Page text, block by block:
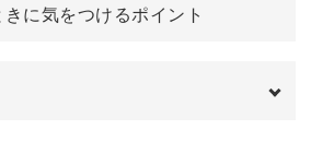
な引き出しがついています。
台の上にディスプレイしても可愛い
に気をつけるポイント